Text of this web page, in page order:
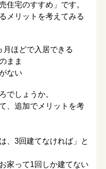
住宅のすすめ」です。
メリットを考えてみる
ほどで入居できる
まま
ない
でしょうか。
、追加でメリットを考
、3回建てなければ」と
家って1回しか建てない